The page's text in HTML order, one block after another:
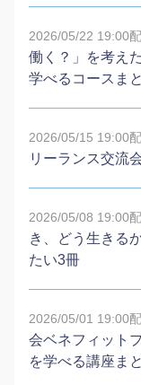
2026/05/22 19:00
働く？」を考え
学べるコースま
2026/05/15 19:00
リーランス交流
2026/05/08 19:00
き、どう生きる
たい3冊
2026/05/01 19:00
会ベネフィット
を学べる講座ま